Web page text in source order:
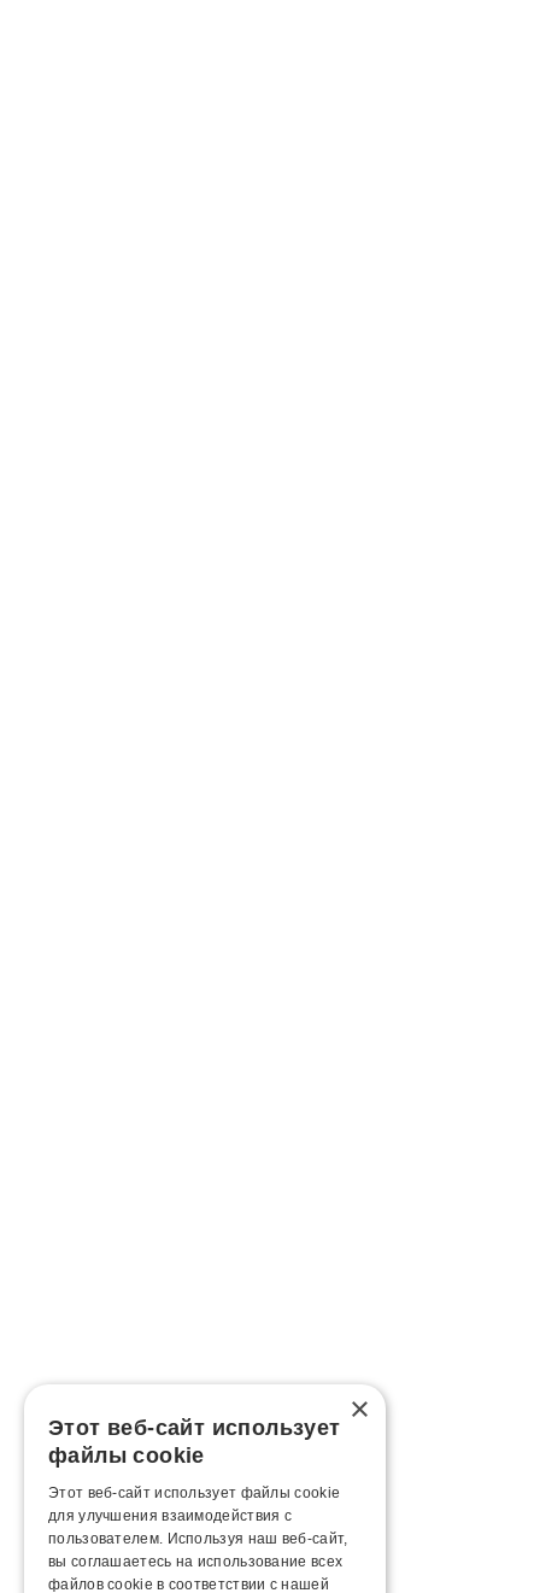
×
Этот веб-сайт использует
файлы cookie
Этот веб-сайт использует файлы cookie
для улучшения взаимодействия с
пользователем. Используя наш веб-сайт,
вы соглашаетесь на использование всех
файлов cookie в соответствии с нашей